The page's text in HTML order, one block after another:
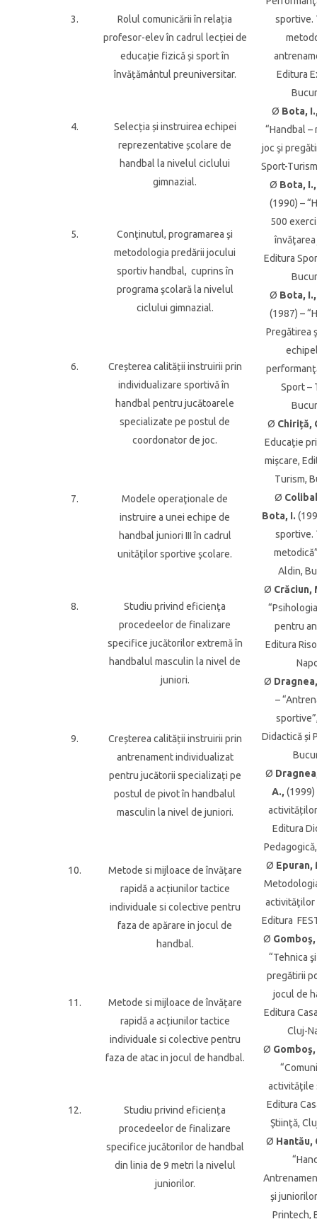
sportive.
Editura
Ø Bota,
“Handbal
joc şi
Sport-
Ø Bota,
(1990) –
500
învăţarea
Editura
Ø Bota,
(1987) –
Pregătirea
Sport –
Ø Chiriță,
Educaţie
mişcare,
Turism,
Ø
Bota, I.
sportive.
Aldin,
Ø Crăciun,
pentru
Editura
Ø
–
Didactică și
Ø
A., (1999)
Editura
Ø Epuran,
activităţilor
Editura
Ø
“Tehnica
pregătirii
jocul de
Editura
Cluj-
Ø
activităţile
Editura
Ştiinţă,
Ø Hantău,
şi
Printech,
3.
Rolul comunicării în relația
profesor-elev în cadrul lecției de
educație fizică și sport în
învățământul preuniversitar.
4.
Selecția și instruirea echipei
reprezentative școlare de
handbal la nivelul ciclului
gimnazial.
5.
Conţinutul, programarea şi
metodologia predării jocului
sportiv handbal, cuprins în
programa şcolară la nivelul
ciclului gimnazial.
6.
Creșterea calității instruirii prin
individualizare sportivă în
handbal pentru jucătoarele
specializate pe postul de
coordonator de joc.
7.
Modele operaţionale de
instruire a unei echipe de
handbal juniori III în cadrul
unităţilor sportive şcolare.
8.
Studiu privind eficienţa
procedeelor de finalizare
specifice jucătorilor extremă în
handbalul masculin la nivel de
juniori.
9.
Creșterea calității instruirii prin
antrenament individualizat
pentru jucătorii specializați pe
postul de pivot în handbalul
masculin la nivel de juniori.
10.
Metode si mijloace de învățare
rapidă a acțiunilor tactice
individuale si colective pentru
faza de apărare in jocul de
handbal.
11.
Metode si mijloace de învățare
rapidă a acțiunilor tactice
individuale si colective pentru
faza de atac in jocul de handbal.
12.
Studiu privind eficiența
procedeelor de finalizare
specifice jucătorilor de handbal
din linia de 9 metri la nivelul
juniorilor.